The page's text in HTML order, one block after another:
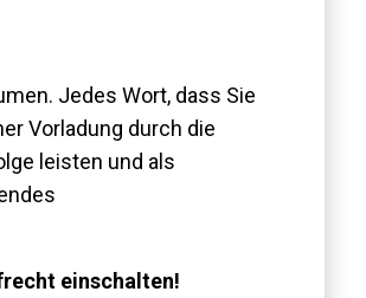
Jedes Wort, dass Sie
Vorladung durch die
leisten und als
einschalten!